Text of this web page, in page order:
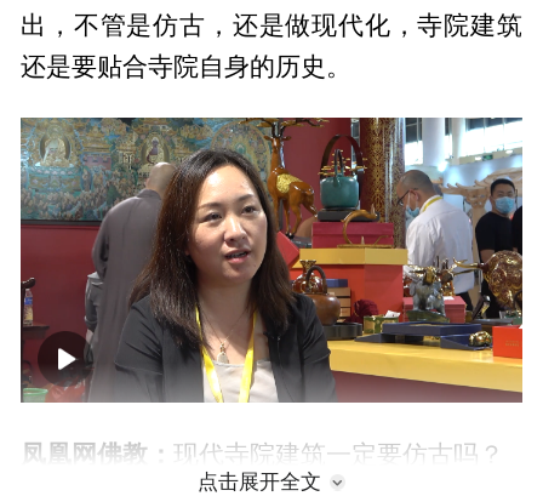
出，不管是仿古，还是做现代化，寺院建筑
还是要贴合寺院自身的历史。
00:00 05:28
凤凰网佛教：现代寺院建筑一定要仿古吗？
点击展开全文